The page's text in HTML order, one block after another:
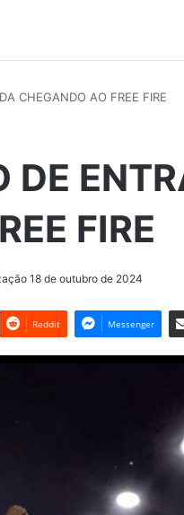
CHEGANDO AO FREE FIRE
DE
FIRE
18 de outubro de 2024
Reddit Messenger